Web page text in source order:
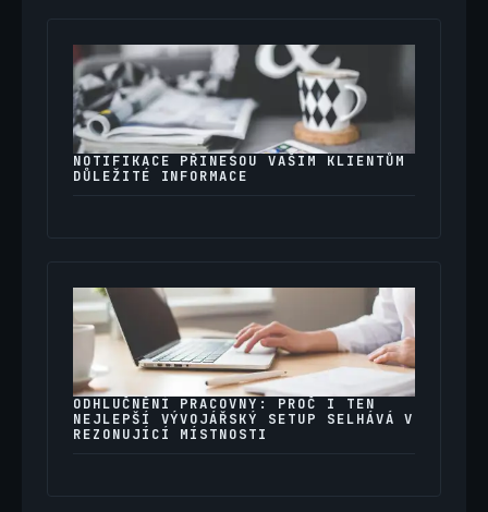
NOTIFIKACE PŘINESOU VAŠIM KLIENTŮM
DŮLEŽITÉ INFORMACE
ODHLUČNĚNÍ PRACOVNY: PROČ I TEN
NEJLEPŠÍ VÝVOJÁŘSKÝ SETUP SELHÁVÁ V
REZONUJÍCÍ MÍSTNOSTI